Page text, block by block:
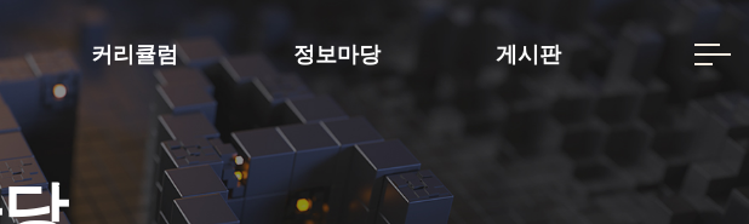
커리큘럼 정보마당 게시판